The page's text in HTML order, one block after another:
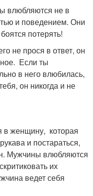
влюбляются не в
и поведением. Они
потерять!
не прося в ответ, он
Если ты
в него влюбилась,
он никогда и не
в женщину, которая
и постараться,
Мужчины влюбляются
их
ведет себя